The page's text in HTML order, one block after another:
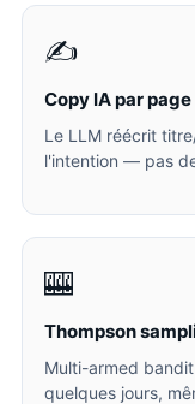
✍️
Copy IA par page
Le LLM réécrit
l'intention — pas
🎰
Thompson
Multi-armed
quelques jours,